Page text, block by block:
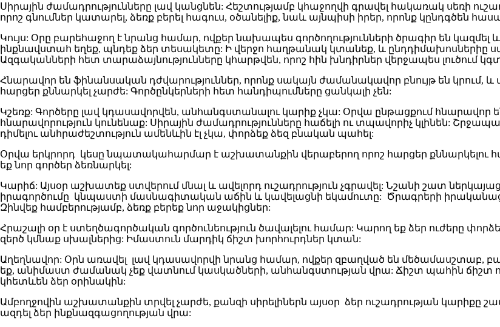
Սիրային ժամադրությունները լավ կանցնեն: Հեշտությամբ կհաջողվի գրավել հակառակ սեռի
որոշ գնումներ կատարել, ձեռք բերել հագուս, օծանելիք, նաև այնպիսի իրեր, որոնք կընդգծեն
Կույս: Օրը բարեհաջող է նրանց համար, ովքեր նախապես գործողությունների ծրագիր են
ինքնավստահ եղեք, պնդեք ձեր տեսակետը: Ի վերջո հաղթանակ կտանեք, և ընդդիմախոսներիը
Ազգականների հետ տարաձայնությունները կհարթվեն, որոշ հին խնդիրներ վերջապես լուծում
Հնարավոր են ֆինանսական դժվարություններ, որոնք սակայն ժամանակավոր բնույթ են
հարցեր քննարկել չարժե: Գործընկերների հետ հանդիպումները ցանկալի չեն:
Կշեռք: Գործերը լավ կդասավորվեն, անհանգստանալու կարիք չկա: Օրվա ընթացքում հնարավոր
հնարավորություն կունենաք: Սիրային ժամադրությունները հաճելի ու տպավորիչ կլինեն:
դիմելու անհրաժեշտություն ամենևին էլ չկա, փորձեք ձեզ բնական պահել:
Օրվա երկրորդ կեսը նպատակահարմար է աշխատանքին վերաբերող որոշ հարցեր քննարկելու
եք նոր գործեր ձեռնարկել:
Կարիճ: Այսօր աշխատեք ստվերում մնալ և ավելորդ ուշադրություն չգրավել: Նշանի շատ
իրագործումը կնպաստի մասնագիտական աճին և կավելացնի եկամուտը: Ծրագրերի
Զինվեք համբերությամբ, ձեռք բերեք նոր աջակիցներ:
Հրաշալի օր է ստեղծագործական գործունեություն ծավալելու համար: Կարող եք ձեր ուժերը
զերծ կմնաք սխալներից: Իմաստուն մարդիկ ճիշտ խորհուրդներ կտան:
Աղեղնավոր: Օրն առավել լավ կդասավորվի նրանց համար, ովքեր զբաղված են մեծամասշտաբ,
եք, անիմաստ ժամանակ չեք վատնում կասկածների, անհանգստության վրա: Ճիշտ պահին ճիշտ
կհետևեն ձեր օրինակին:
Ամբողջովին աշխատանքին տրվել չարժե, քանզի սիրելիներն այսօր ձեր ուշադրության կարիքը
ազդել ձեր ինքնազգացողության վրա: